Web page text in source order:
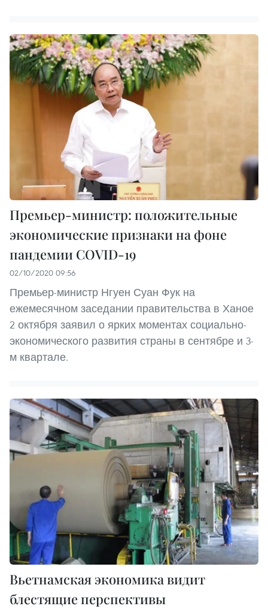
Премьер-министр: положительные
экономические признаки на фоне
пандемии COVID-19
02/10/2020 09:56
Премьер-министр Нгуен Суан Фук на
ежемесячном заседании правительства в Ханое
2 октября заявил о ярких моментах социально-
экономического развития страны в сентябре и 3-
м квартале.
Вьетнамская экономика видит
блестящие перспективы